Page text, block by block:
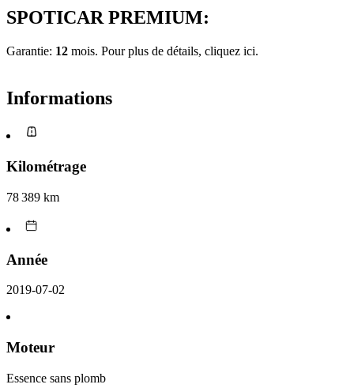
SPOTICAR PREMIUM:
Garantie: 12 mois. Pour plus de détails, cliquez ici.
Informations
Kilométrage
78 389 km
Année
2019-07-02
Moteur
Essence sans plomb